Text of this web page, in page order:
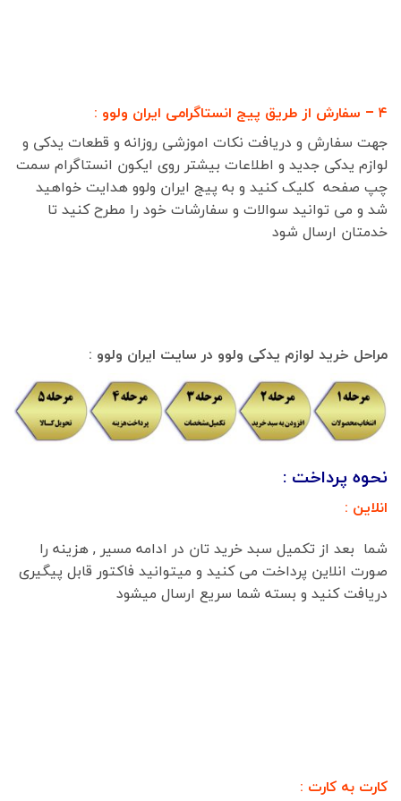
۴ – سفارش از طریق پیج انستاگرامی ایران ولوو :
جهت سفارش و دریافت نکات اموزشی روزانه و قطعات یدکی و
لوازم یدکی جدید و اطلاعات بیشتر روی ایکون انستاگرام سمت
چپ صفحه کلیک کنید و به پیج ایران ولوو هدایت خواهید
شد و می توانید سوالات و سفارشات خود را مطرح کنید تا
خدمتان ارسال شود
مراحل خرید لوازم یدکی ولوو در سایت ایران ولوو :
نحوه پرداخت :
انلاین :
شما بعد از تکمیل سبد خرید تان در ادامه مسیر , هزینه را
صورت انلاین پرداخت می کنید و میتوانید فاکتور قابل پیگیری
دریافت کنید و بسته شما سریع ارسال میشود
کارت به کارت :